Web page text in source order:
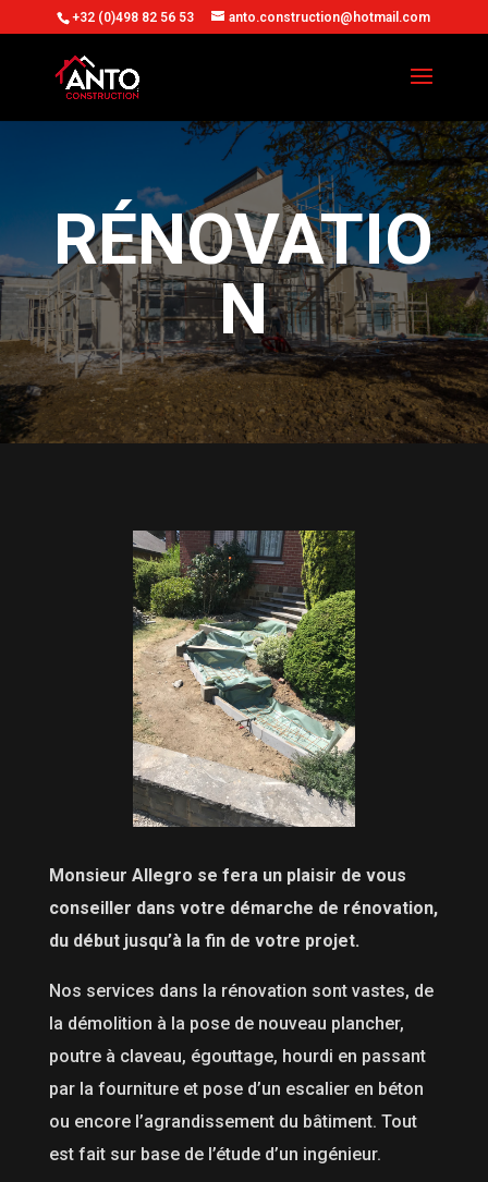
+32 (0)498 82 56 53 anto.construction@hotmail.com
RÉNOVATIO
N
Monsieur Allegro se fera un plaisir de vous
conseiller dans votre démarche de rénovation,
du début jusqu’à la fin de votre projet.
Nos services dans la rénovation sont vastes, de
la démolition à la pose de nouveau plancher,
poutre à claveau, égouttage, hourdi en passant
par la fourniture et pose d’un escalier en béton
ou encore l’agrandissement du bâtiment. Tout
est fait sur base de l’étude d’un ingénieur.